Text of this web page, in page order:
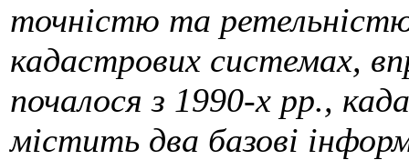
точністю та
кадастрових системах,
почалося з 1990-х рр.,
містить два базові